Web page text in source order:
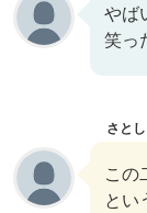
やば
笑っ
さとし
この
とい